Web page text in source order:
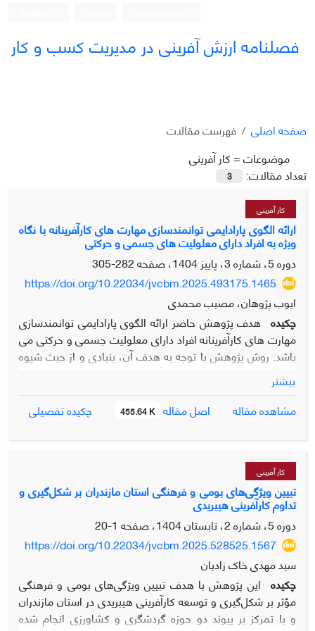
فصلنامه ارزش آفرینی در مدیریت کسب و کار
صفحه اصلی
فهرست مقالات
موضوعات =کار آفرینی
تعداد مقالات:
3
کار آفرینی
ارائه الگوی پارادایمی توانمندسازی مهارت های کارآفرینانه با نگاه
ویژه به افراد دارای معلولیت های جسمی و حرکتی
دوره 5، شماره 3، پاییز 1404، صفحه
282-305
https://doi.org/10.22034/jvcbm.2025.493175.1465
ایوب پژوهان، مصیب محمدی
چکیده هدف پژوهش حاضر ارائه الگوی پارادایمی توانمندسازی
مهارت های کارآفرینانه افراد دارای معلولیت جسمی و حرکتی می
باشد. روش پژوهش با توجه به هدف آن، بنیادی و از حیث شیوه
دانشگاهی، صاحب نظران بهزیستی و معلولان با توانمندی های
کارآفرینی در استان کرمانشاه می باشد. نمونه ها با استفاده از
روش نمونه گیری هدفمند انتخاب شدند. گردآوری داده ها از طریق
مصاحبه های نیمه ساختاریافته صورت گرفت. برای تجزیه وتحلیل
داده های پژوهش از روش داده بنیاد و کدگذاری و نرم افزار
طراحی شده با 21 شاخص که شامل شرایط علّی (شبکه‌سازی و
نوآوری، حمایت مالی و قانونی، تسهیلات و زیرساخت‌های
مناسب، آموزش و مهارت‌آموزی)، شرایط زمینه ای (تغییرات
اقتصادی، آگاهی و پذیرش، سیاست‌ها و قوانین دولتی،
اقتصادی-اجتماعی)، شرایط مداخله گر (عوامل محیطی و طبیعی،
نهادهای مدنی، عوامل فردی و روان‌شناختی، تغییرات اجتماعی و
فرهنگی) مقوله محوری (توانمندسازی مهارت های کارآفرینانه
معلولین جسمی و حرکتی)، راهبردها (برنامه‌های ارزیابی، طراحی
برای بازارهای خاص، توسعه مهارت‌های نرم، ترویج مدل‌ های
بیشتر
مشاهده مقاله
اصل مقاله 455.64 K چکیده تفصیلی
کار آفرینی
تبیین ویژگی‌های بومی و فرهنگی استان مازندران بر شکل‌گیری و
تداوم کارآفرینی هیبریدی
دوره 5، شماره 2، تابستان 1404، صفحه
1-20
https://doi.org/10.22034/jvcbm.2025.528525.1567
سید مهدی خاک زادیان
چکیده این پژوهش با هدف تبیین ویژگی‌های بومی و فرهنگی
مؤثر بر شکل‌گیری و توسعه کارآفرینی هیبریدی در استان مازندران
و با تمرکز بر پیوند دو حوزه گردشگری و کشاورزی انجام شده